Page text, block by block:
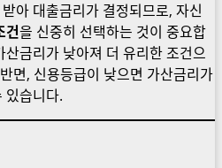
아 대출금리가 결정되므로, 자신
건을 신중히 선택하는 것이 중요합
산금리가 낮아져 더 유리한 조건으
면, 신용등급이 낮으면 가산금리가
있습니다.